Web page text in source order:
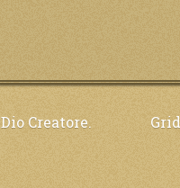
Creatore.